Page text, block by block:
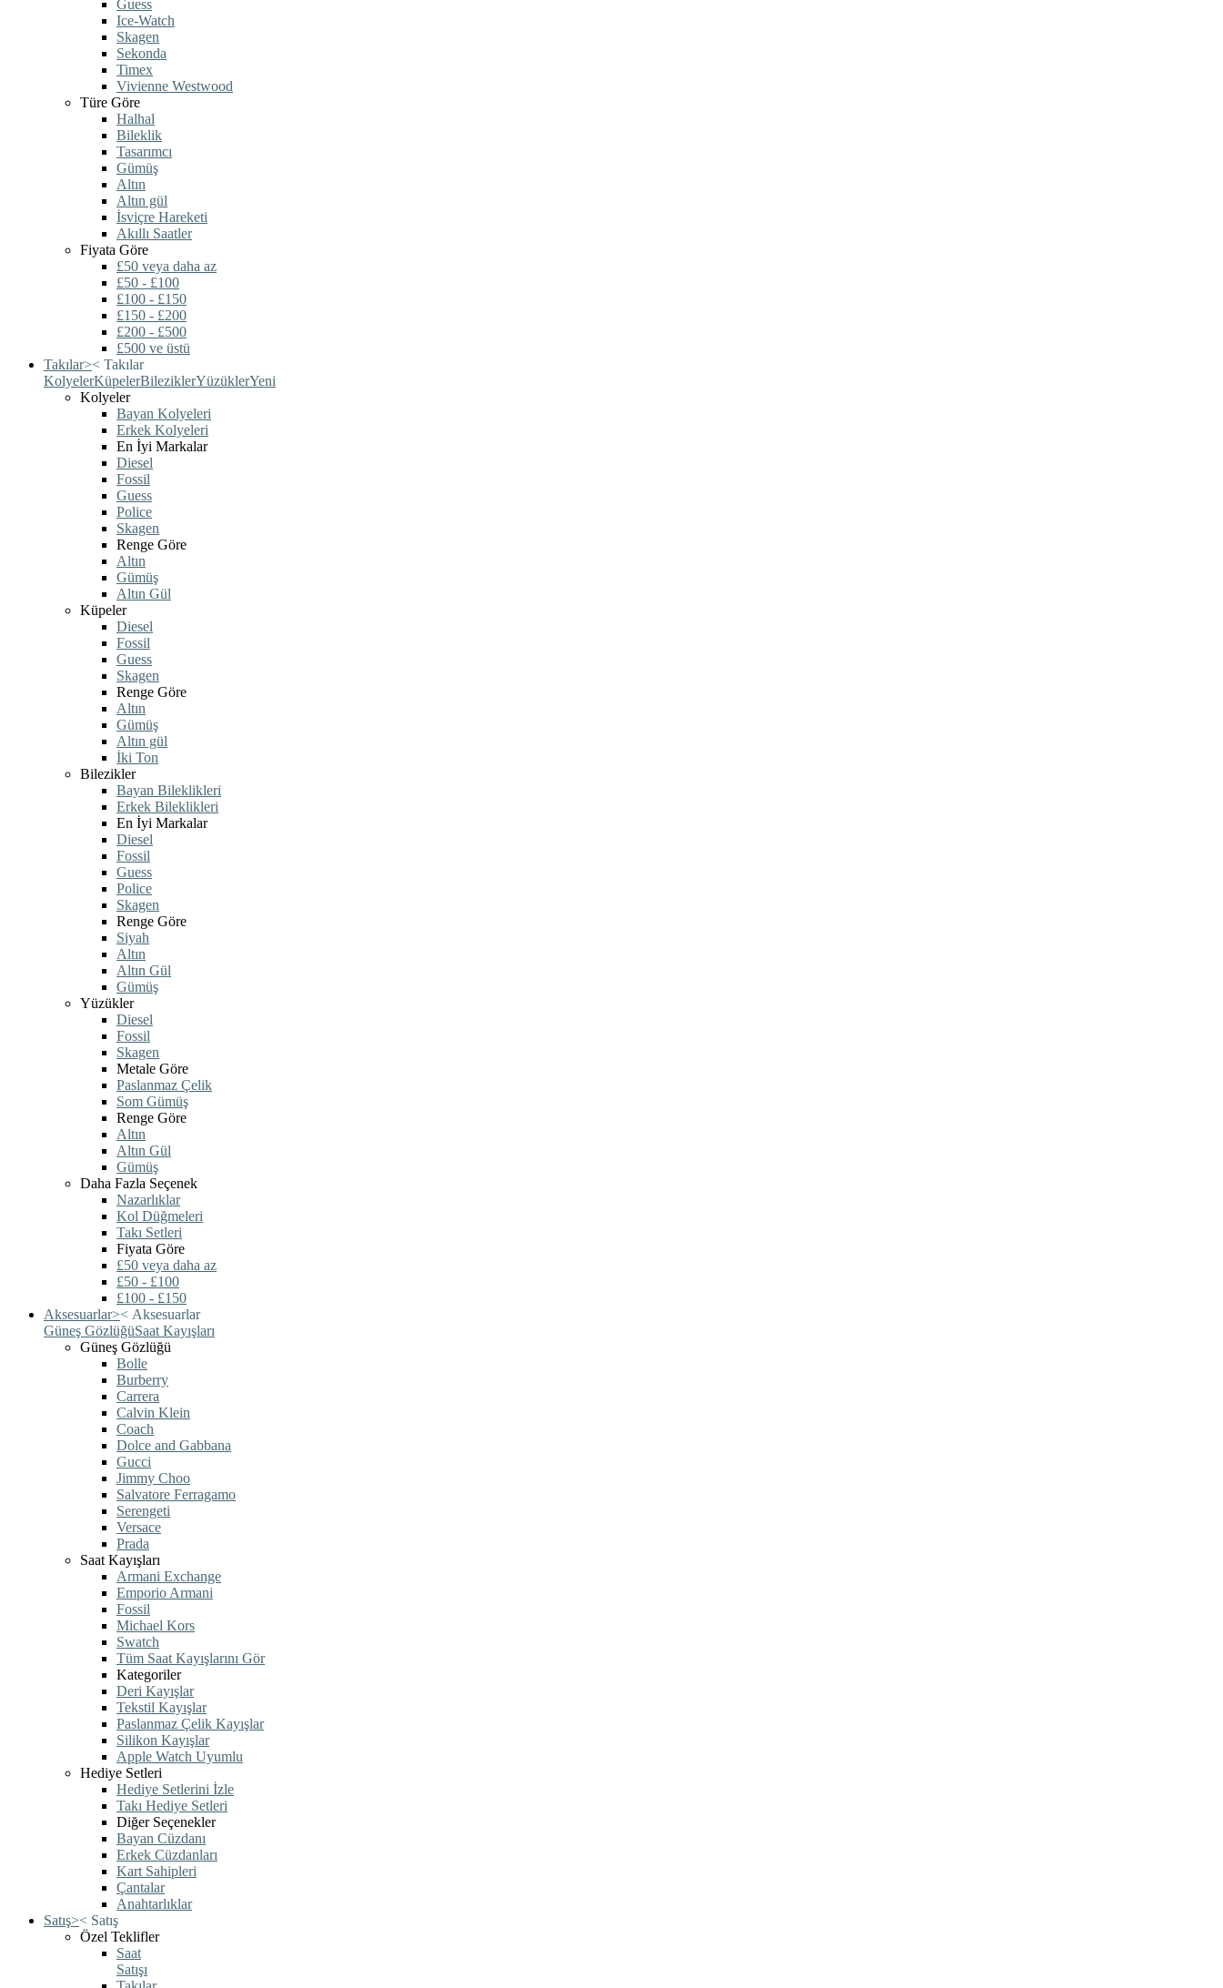
Guess
Ice-Watch
Skagen
Sekonda
Timex
Vivienne Westwood
Türe Göre
Halhal
Bileklik
Tasarımcı
Gümüş
Altın
Altın gül
İsviçre Hareketi
Akıllı Saatler
Fiyata Göre
£50 veya daha az
£50 - £100
£100 - £150
£150 - £200
£200 - £500
£500 ve üstü
Takılar>< Takılar
KolyelerKüpelerBileziklerYüzüklerYeni
Kolyeler
Bayan Kolyeleri
Erkek Kolyeleri
En İyi Markalar
Diesel
Fossil
Guess
Police
Skagen
Renge Göre
Altın
Gümüş
Altın Gül
Küpeler
Diesel
Fossil
Guess
Skagen
Renge Göre
Altın
Gümüş
Altın gül
İki Ton
Bilezikler
Bayan Bileklikleri
Erkek Bileklikleri
En İyi Markalar
Diesel
Fossil
Guess
Police
Skagen
Renge Göre
Siyah
Altın
Altın Gül
Gümüş
Yüzükler
Diesel
Fossil
Skagen
Metale Göre
Paslanmaz Çelik
Som Gümüş
Renge Göre
Altın
Altın Gül
Gümüş
Daha Fazla Seçenek
Nazarlıklar
Kol Düğmeleri
Takı Setleri
Fiyata Göre
£50 veya daha az
£50 - £100
£100 - £150
Aksesuarlar>< Aksesuarlar
Güneş GözlüğüSaat Kayışları
Güneş Gözlüğü
Bolle
Burberry
Carrera
Calvin Klein
Coach
Dolce and Gabbana
Gucci
Jimmy Choo
Salvatore Ferragamo
Serengeti
Versace
Prada
Saat Kayışları
Armani Exchange
Emporio Armani
Fossil
Michael Kors
Swatch
Tüm Saat Kayışlarını Gör
Kategoriler
Deri Kayışlar
Tekstil Kayışlar
Paslanmaz Çelik Kayışlar
Silikon Kayışlar
Apple Watch Uyumlu
Hediye Setleri
Hediye Setlerini İzle
Takı Hediye Setleri
Diğer Seçenekler
Bayan Cüzdanı
Erkek Cüzdanları
Kart Sahipleri
Çantalar
Anahtarlıklar
Satış>< Satış
Özel Teklifler
Saat
Satışı